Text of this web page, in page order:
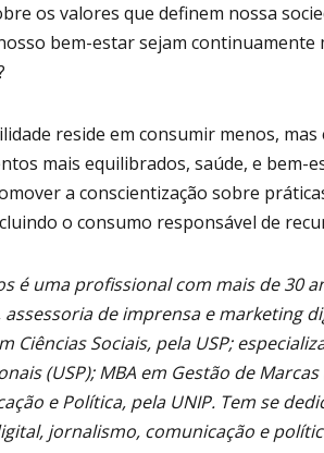
os valores que definem nossa
bem-estar sejam continuamente
reside em consumir menos,
mais equilibrados, saúde, e bem-
a conscientização sobre
o consumo responsável de
é uma profissional com mais de 30
de imprensa e marketing
Ciências Sociais, pela USP;
(USP); MBA em Gestão de
e Política, pela UNIP. Tem se
jornalismo, comunicação e